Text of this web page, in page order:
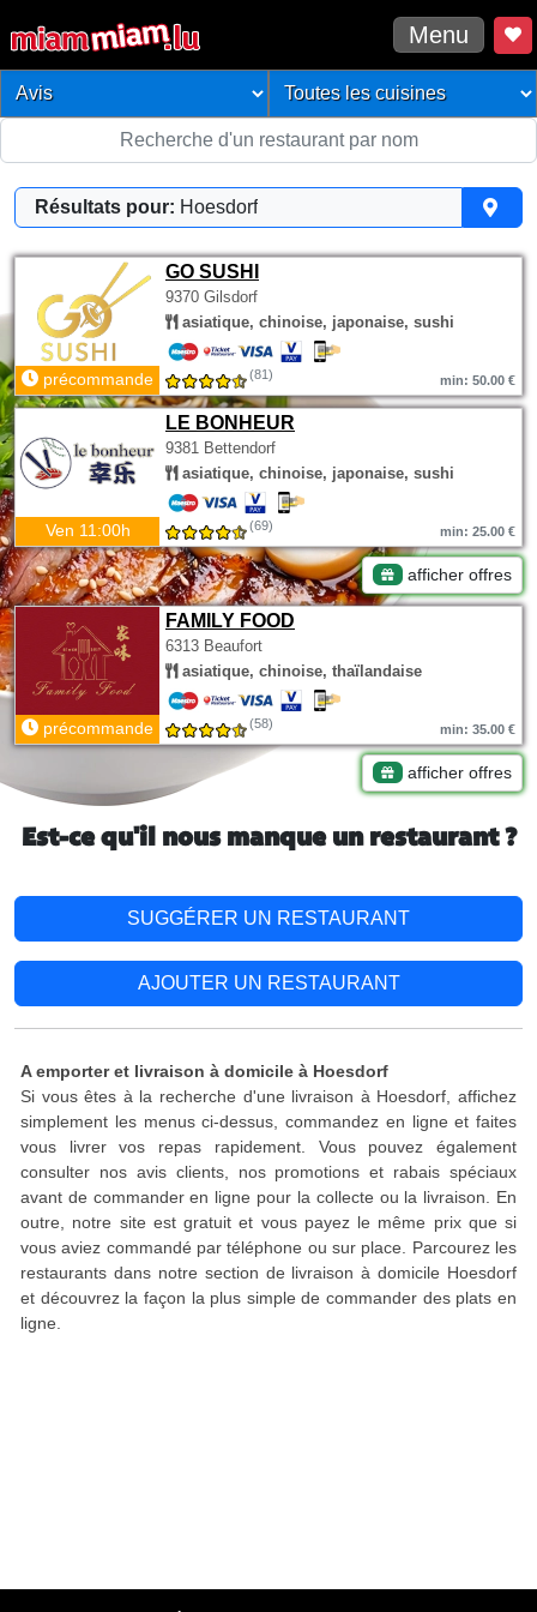
Menu
Résultats pour: Hoesdorf
GO SUSHI
9370 Gilsdorf
asiatique, chinoise, japonaise, sushi
précommande (81) min: 50.00 €
LE BONHEUR
9381 Bettendorf
asiatique, chinoise, japonaise, sushi
Ven 11:00h (69) min: 25.00 €
afficher offres
FAMILY FOOD
6313 Beaufort
asiatique, chinoise, thaïlandaise
précommande (58) min: 35.00 €
afficher offres
Est-ce qu'il nous manque un restaurant ?
SUGGÉRER UN RESTAURANT
AJOUTER UN RESTAURANT
A emporter et livraison à domicile à Hoesdorf
Si vous êtes à la recherche d'une livraison à Hoesdorf, affichez
simplement les menus ci-dessus, commandez en ligne et faites
vous livrer vos repas rapidement. Vous pouvez également
consulter nos avis clients, nos promotions et rabais spéciaux
avant de commander en ligne pour la collecte ou la livraison. En
outre, notre site est gratuit et vous payez le même prix que si
vous aviez commandé par téléphone ou sur place. Parcourez les
restaurants dans notre section de livraison à domicile Hoesdorf
et découvrez la façon la plus simple de commander des plats en
ligne.